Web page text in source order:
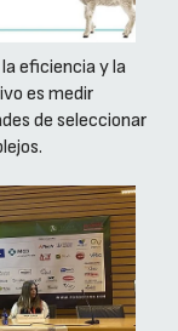
eficiencia y la
es medir
de seleccionar